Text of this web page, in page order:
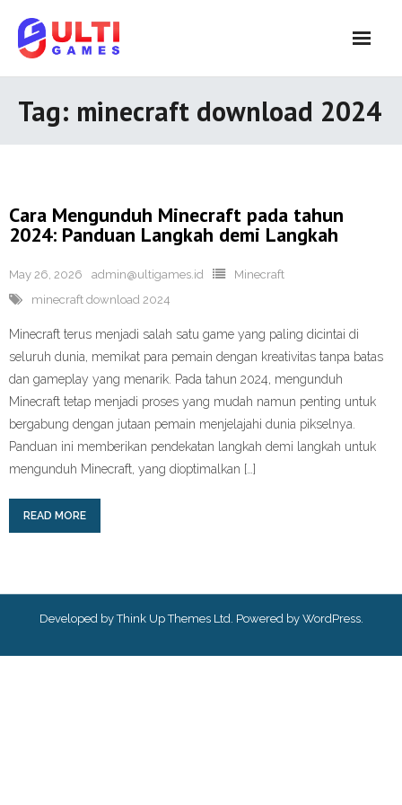
content
Tag: minecraft download 2024
Cara Mengunduh Minecraft pada tahun
2024: Panduan Langkah demi Langkah
May 26, 2026 admin@ultigames.id
Minecraft
minecraft download 2024
Minecraft terus menjadi salah satu game yang paling dicintai di
seluruh dunia, memikat para pemain dengan kreativitas tanpa batas
dan gameplay yang menarik. Pada tahun 2024, mengunduh
Minecraft tetap menjadi proses yang mudah namun penting untuk
bergabung dengan jutaan pemain menjelajahi dunia pikselnya.
Panduan ini memberikan pendekatan langkah demi langkah untuk
mengunduh Minecraft, yang dioptimalkan […]
READ MORE
Developed byThink Up Themes Ltd. Powered by WordPress.